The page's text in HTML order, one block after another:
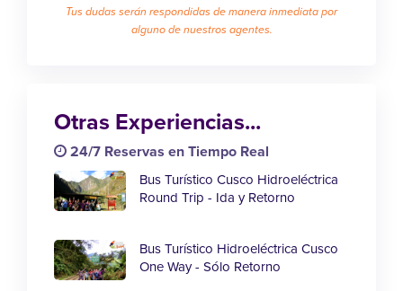
Tus dudas serán respondidas de manera inmediata por
alguno de nuestros agentes.
Otras Experiencias...
24/7 Reservas en Tiempo Real
Bus Turístico Cusco Hidroeléctrica
Round Trip - Ida y Retorno
Bus Turístico Hidroeléctrica Cusco
One Way - Sólo Retorno